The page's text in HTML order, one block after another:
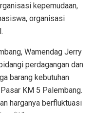
kepemudaan,
organisasi
Wamendag Jerry
perdagangan dan
barang kebutuhan
KM 5 Palembang.
harganya berfluktuasi